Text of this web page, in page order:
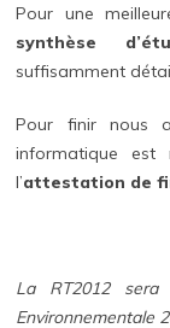
Pour une
synthèse
suffisamment
Pour finir nous
informatique
l’attestation de
La RT2012 sera
Environnementale